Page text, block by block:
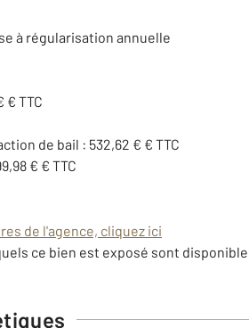
à régularisation annuelle
€ TTC
de bail : 532,62 € € TTC
€ € TTC
de l'agence, cliquez ici
ce bien est exposé sont